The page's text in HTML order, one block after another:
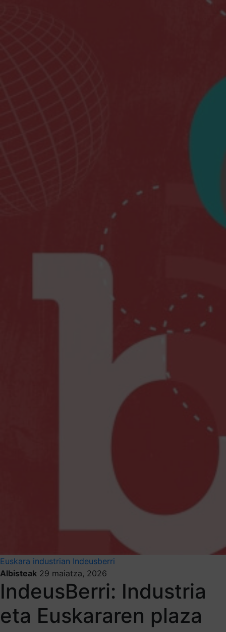
Euskara industrian Indeusberri
Albisteak 29 maiatza, 2026
IndeusBerri: Industria
eta Euskararen plaza